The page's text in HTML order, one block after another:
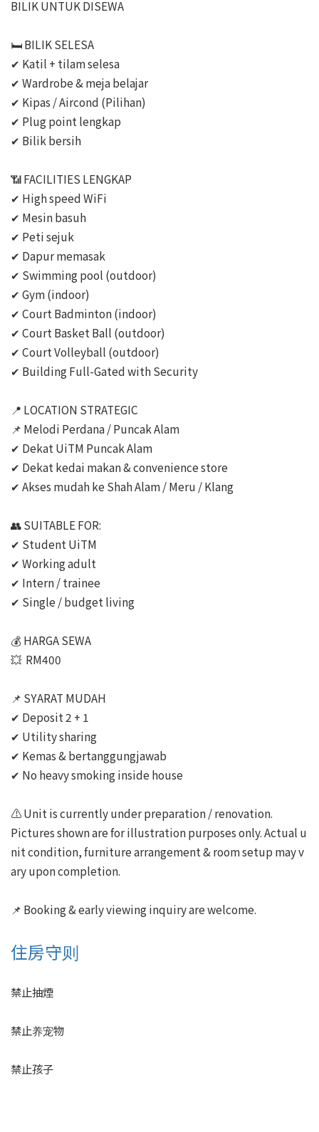
BILIK UNTUK DISEWA
🛏️ BILIK SELESA
✔ Katil + tilam selesa
✔ Wardrobe & meja belajar
✔ Kipas / Aircond (Pilihan)
✔ Plug point lengkap
✔ Bilik bersih
📶 FACILITIES LENGKAP
✔ High speed WiFi
✔ Mesin basuh
✔ Peti sejuk
✔ Dapur memasak
✔ Swimming pool (outdoor)
✔ Gym (indoor)
✔ Court Badminton (indoor)
✔ Court Basket Ball (outdoor)
✔ Court Volleyball (outdoor)
✔ Building Full-Gated with Security
📍 LOCATION STRATEGIC
📌 Melodi Perdana / Puncak Alam
✔ Dekat UiTM Puncak Alam
✔ Dekat kedai makan & convenience store
✔ Akses mudah ke Shah Alam / Meru / Klang
👥 SUITABLE FOR:
✔ Student UiTM
✔ Working adult
✔ Intern / trainee
✔ Single / budget living
💰 HARGA SEWA
💥  RM400
📌 SYARAT MUDAH
✔ Deposit 2 + 1
✔ Utility sharing
✔ Kemas & bertanggungjawab
✔ No heavy smoking inside house
⚠️ Unit is currently under preparation / renovation.
Pictures shown are for illustration purposes only. Actual u
nit condition, furniture arrangement & room setup may v
ary upon completion.
📌 Booking & early viewing inquiry are welcome.
住房守则
禁止抽煙
禁止养宠物
禁止孩子